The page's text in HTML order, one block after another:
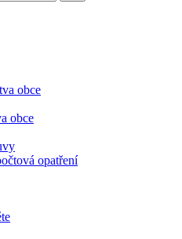
obce
obce
opatření